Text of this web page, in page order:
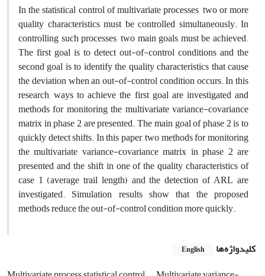
In the statistical control of multivariate processes, two or more
quality characteristics must be controlled simultaneously. In
controlling such processes, two main goals must be achieved.
The first goal is to detect out-of-control conditions and the
second goal is to identify the quality characteristics that cause
the deviation when an out-of-control condition occurs. In this
research, ways to achieve the first goal are investigated and
methods for monitoring the multivariate variance-covariance
matrix in phase 2 are presented. The main goal of phase 2 is to
quickly detect shifts. In this paper, two methods for monitoring
the multivariate variance-covariance matrix in phase 2 are
presented and the shift in one of the quality characteristics of
case 1 (average trail length) and the detection of ARL are
investigated. Simulation results show that the proposed
methods reduce the out-of-control condition more quickly.
کلیدواژه‌ها English